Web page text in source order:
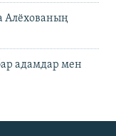
Алёхованың
адамдар мен